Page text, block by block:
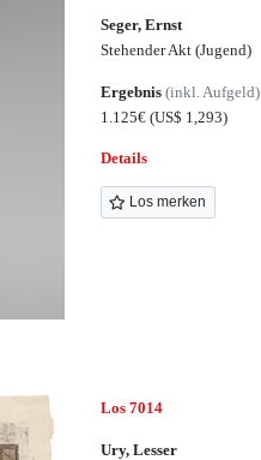
Seger, Ernst
Stehender Akt (Jugend)
Ergebnis (inkl. Aufgeld)
1.125€ (US$ 1,293)
Details
Los merken
Los 7014
Ury, Lesser